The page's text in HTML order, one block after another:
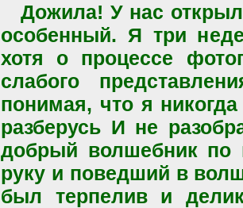
Дожила! У нас
особенный. Я три
хотя о процессе
слабого
понимая, что я
разберусь И не
добрый волшебник
руку и поведший в
был терпелив и